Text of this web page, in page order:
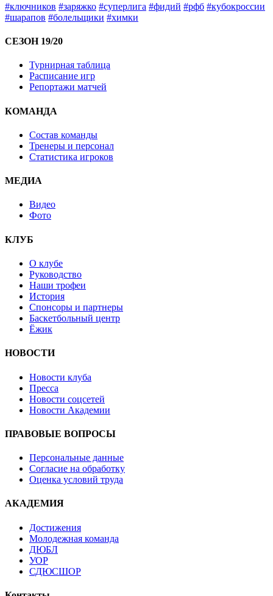
#ключников #заряжко #суперлига #фидий #рфб #кубокроссии
#шарапов #болельщики #химки
СЕЗОН 19/20
Турнирная таблица
Расписание игр
Репортажи матчей
КОМАНДА
Состав команды
Тренеры и персонал
Статистика игроков
МЕДИА
Видео
Фото
КЛУБ
О клубе
Руководство
Наши трофеи
История
Спонсоры и партнеры
Баскетбольный центр
Ёжик
НОВОСТИ
Новости клуба
Пресса
Новости соцсетей
Новости Академии
ПРАВОВЫЕ ВОПРОСЫ
Персональные данные
Согласие на обработку
Оценка условий труда
АКАДЕМИЯ
Достижения
Молодежная команда
ДЮБЛ
УОР
СДЮСШОР